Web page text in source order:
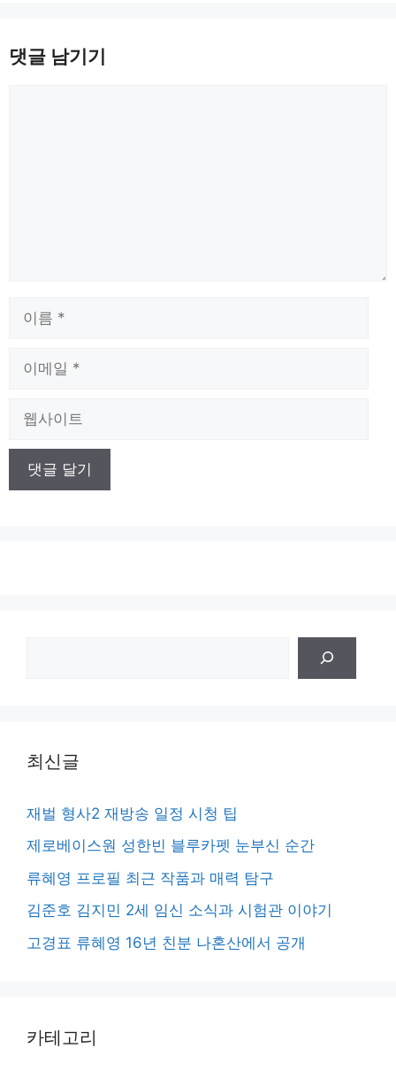
댓글 남기기
최신글
재벌 형사2 재방송 일정 시청 팁
제로베이스원 성한빈 블루카펫 눈부신 순간
류혜영 프로필 최근 작품과 매력 탐구
김준호 김지민 2세 임신 소식과 시험관 이야기
고경표 류혜영 16년 친분 나혼산에서 공개
카테고리